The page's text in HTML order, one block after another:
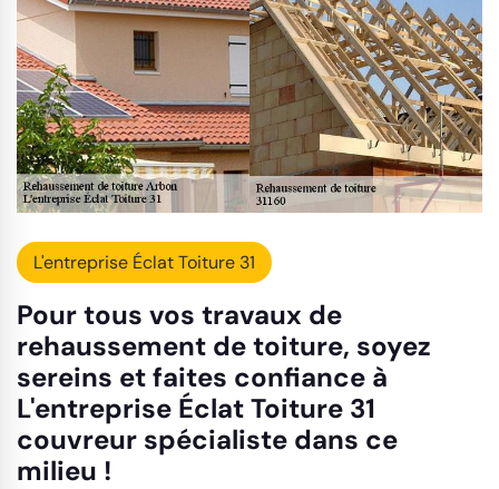
L'entreprise Éclat Toiture 31
Pour tous vos travaux de
rehaussement de toiture, soyez
sereins et faites confiance à
L'entreprise Éclat Toiture 31
couvreur spécialiste dans ce
milieu !